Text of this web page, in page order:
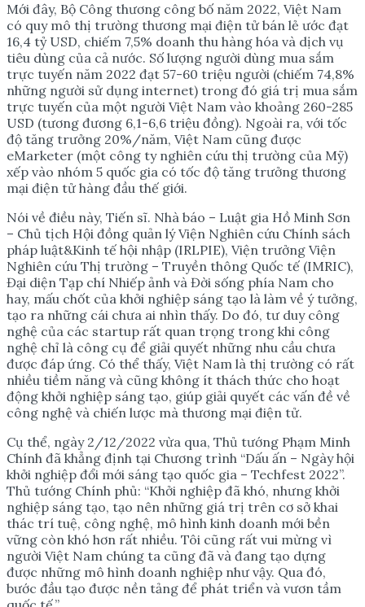
Mới đây, Bộ Công thương công bố năm 2022, Việt Nam
có quy mô thị trường thương mại điện tử bán lẻ ước đạt
16,4 tỷ USD, chiếm 7,5% doanh thu hàng hóa và dịch vụ
tiêu dùng của cả nước. Số lượng người dùng mua sắm
trực tuyến năm 2022 đạt 57-60 triệu người (chiếm 74,8%
những người sử dụng internet) trong đó giá trị mua sắm
trực tuyến của một người Việt Nam vào khoảng 260-285
USD (tương đương 6,1-6,6 triệu đồng). Ngoài ra, với tốc
độ tăng trưởng 20%/năm, Việt Nam cũng được
eMarketer (một công ty nghiên cứu thị trường của Mỹ)
xếp vào nhóm 5 quốc gia có tốc độ tăng trưởng thương
mại điện tử hàng đầu thế giới.
Nói về điều này, Tiến sĩ. Nhà báo – Luật gia Hồ Minh Sơn
– Chủ tịch Hội đồng quản lý Viện Nghiên cứu Chính sách
pháp luật&Kinh tế hội nhập (IRLPIE), Viện trưởng Viện
Nghiên cứu Thị trường – Truyền thông Quốc tế (IMRIC),
Đại diện Tạp chí Nhiếp ảnh và Đời sống phía Nam cho
hay, mấu chốt của khởi nghiệp sáng tạo là làm về ý tưởng,
tạo ra những cái chưa ai nhìn thấy. Do đó, tư duy công
nghệ của các startup rất quan trọng trong khi công
nghệ chỉ là công cụ để giải quyết những nhu cầu chưa
được đáp ứng. Có thể thấy, Việt Nam là thị trường có rất
nhiều tiềm năng và cũng không ít thách thức cho hoạt
động khởi nghiệp sáng tạo, giúp giải quyết các vấn đề về
công nghệ và chiến lược mà thương mại điện tử.
Cụ thể, ngày 2/12/2022 vừa qua, Thủ tướng Phạm Minh
Chính đã khẳng định tại Chương trình “Dấu ấn – Ngày hội
khởi nghiệp đổi mới sáng tạo quốc gia – Techfest 2022”.
Thủ tướng Chính phủ: “Khởi nghiệp đã khó, nhưng khởi
nghiệp sáng tạo, tạo nên những giá trị trên cơ sở khai
thác trí tuệ, công nghệ, mô hình kinh doanh mới bền
vững còn khó hơn rất nhiều. Tôi cũng rất vui mừng vì
người Việt Nam chúng ta cũng đã và đang tạo dựng
được những mô hình doanh nghiệp như vậy. Qua đó,
bước đầu tạo được nền tảng để phát triển và vươn tầm